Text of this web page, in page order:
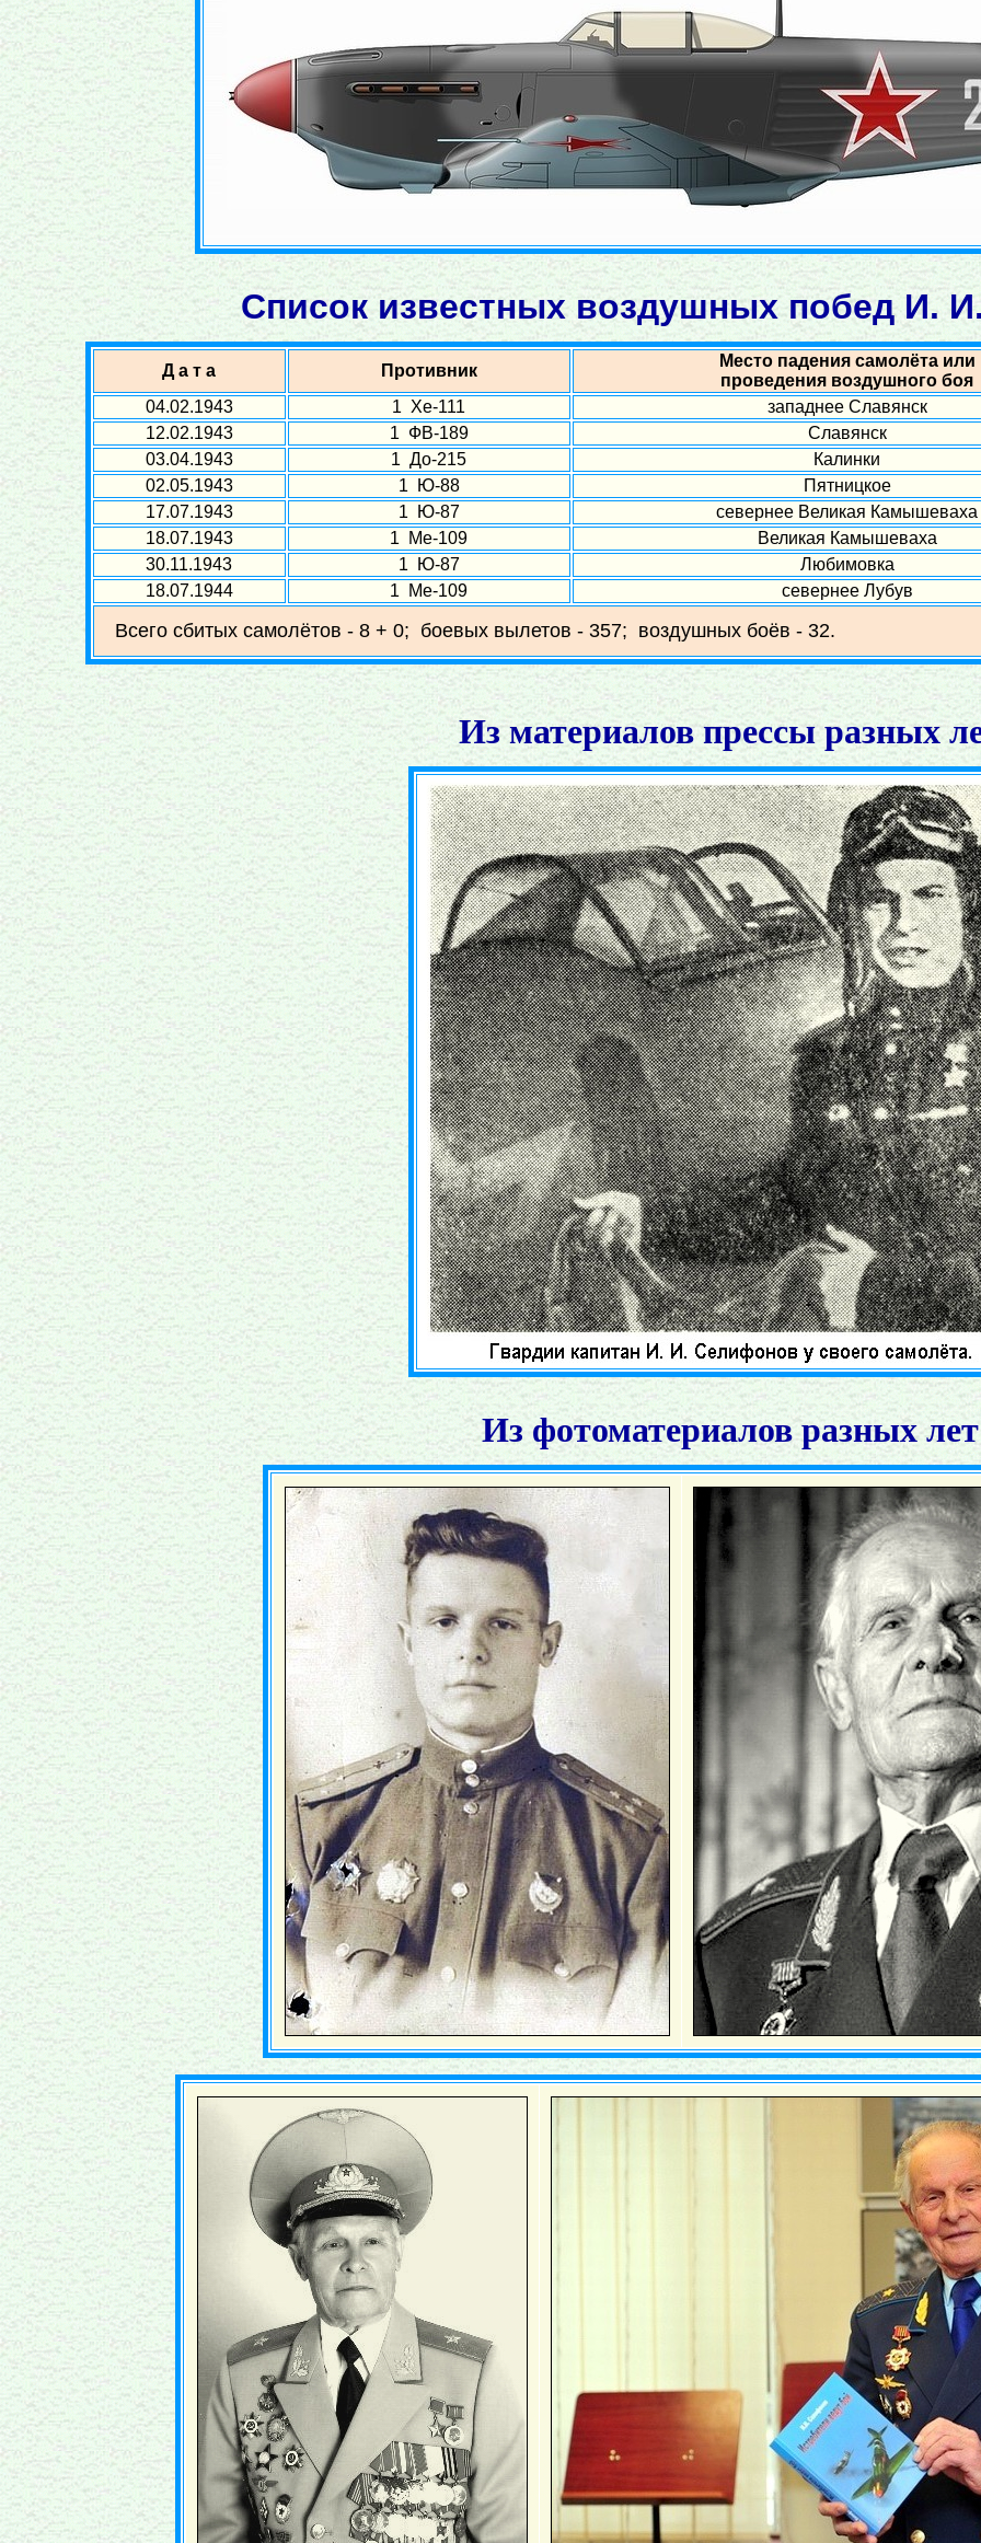
Список известных воздушных побед И.
Д а т а Противник
Место падения самолёта или
проведения воздушного боя
04.02.1943
1 Хе-111
западнее Славянск
12.02.1943
1 ФВ-189
Славянск
03.04.1943
1 До-215
Калинки
02.05.1943
1 Ю-88
Пятницкое
17.07.1943
1 Ю-87
севернее Великая Камышеваха
18.07.1943
1 Ме-109
Великая Камышеваха
30.11.1943
1 Ю-87
Любимовка
18.07.1944
1 Ме-109 севернее Лубув
Всего сбитых самолётов - 8 + 0; боевых вылетов - 357; воздушных боёв - 32.
Из материалов прессы разных
Из фотоматериалов разных